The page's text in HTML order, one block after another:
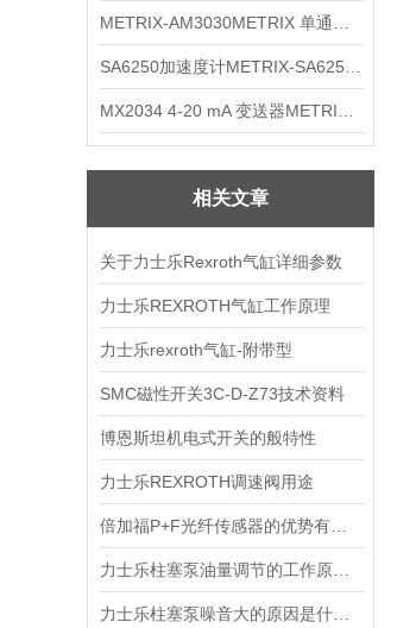
相关文章
关于力士乐Rexroth气缸详细参数
力士乐REXROTH气缸工作原理
力士乐rexroth气缸-附带型
SMC磁性开关3C-D-Z73技术资料
博恩斯坦机电式开关的般特性
力士乐REXROTH调速阀用途